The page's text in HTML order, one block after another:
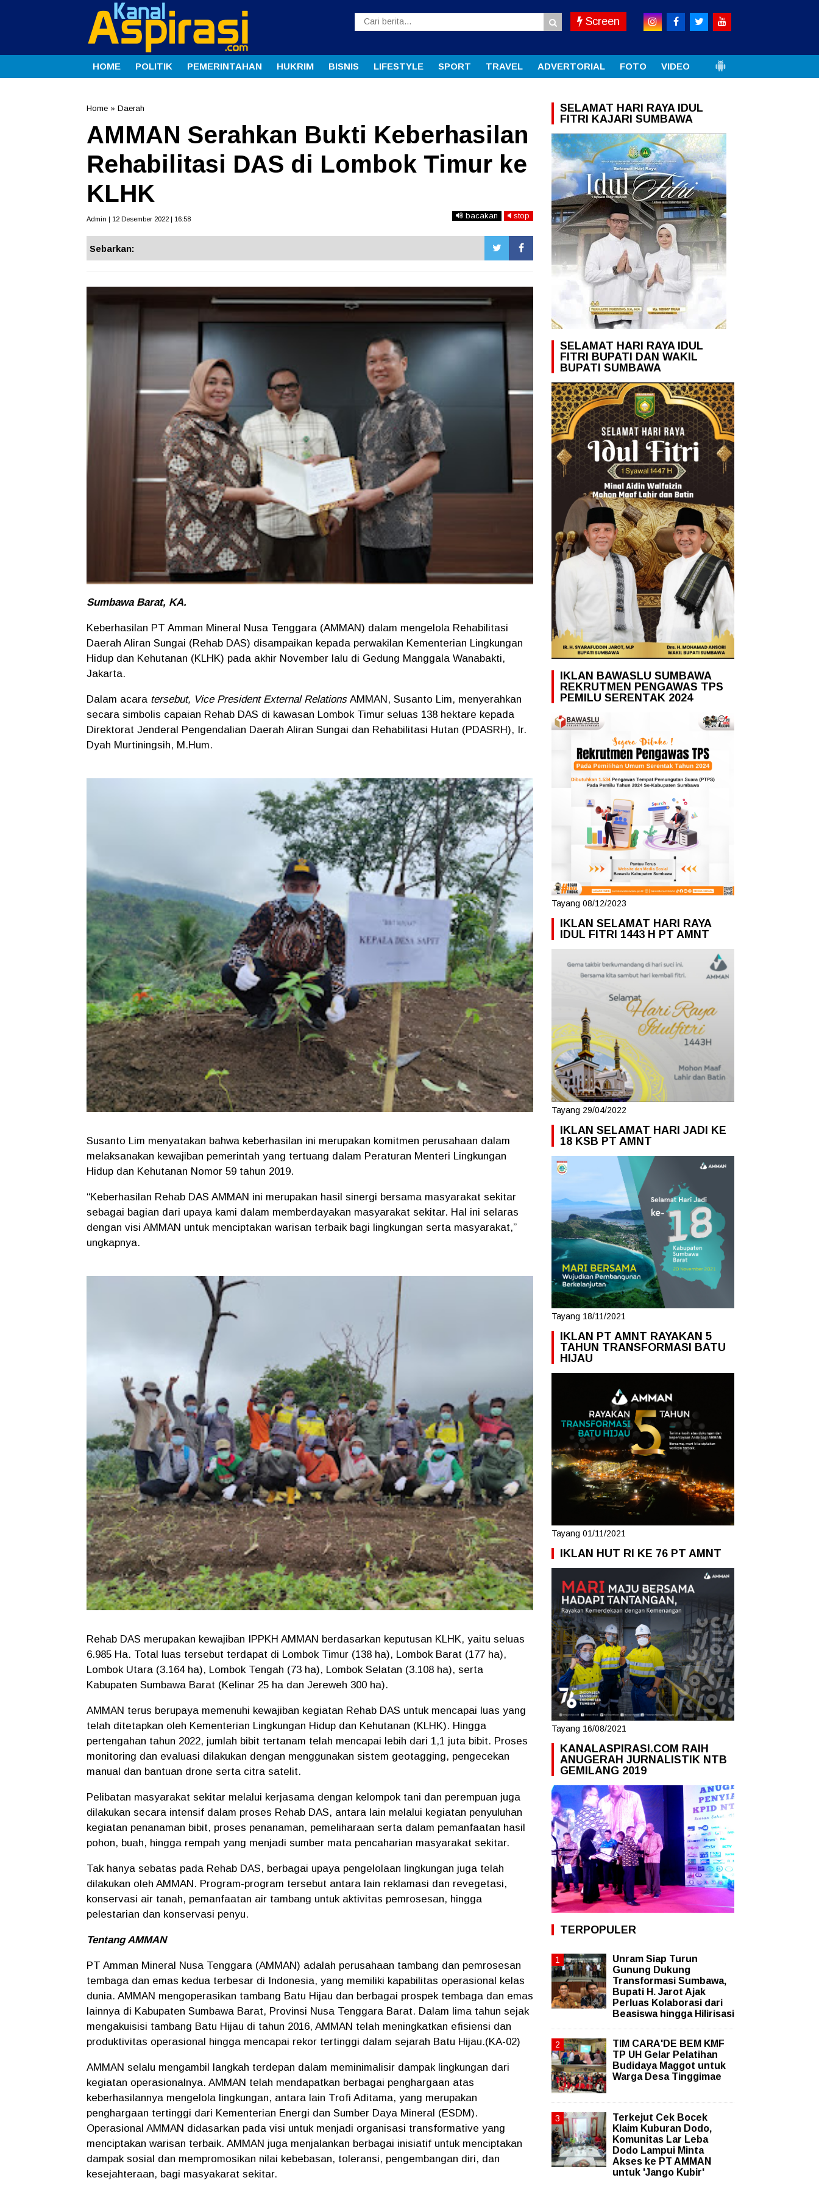
Screen
HOME POLITIK PEMERINTAHAN HUKRIM BISNIS LIFESTYLE SPORT TRAVEL ADVERTORIAL FOTO VIDEO
Home » Daerah
AMMAN Serahkan Bukti Keberhasilan
Rehabilitasi DAS di Lombok Timur ke
KLHK
Admin | 12 Desember 2022 | 16:58 bacakan stop
Sebarkan:
Sumbawa Barat, KA.
Keberhasilan PT Amman Mineral Nusa Tenggara (AMMAN) dalam mengelola Rehabilitasi
Daerah Aliran Sungai (Rehab DAS) disampaikan kepada perwakilan Kementerian Lingkungan
Hidup dan Kehutanan (KLHK) pada akhir November lalu di Gedung Manggala Wanabakti,
Jakarta.
Dalam acara tersebut, Vice President External Relations AMMAN, Susanto Lim, menyerahkan
secara simbolis capaian Rehab DAS di kawasan Lombok Timur seluas 138 hektare kepada
Direktorat Jenderal Pengendalian Daerah Aliran Sungai dan Rehabilitasi Hutan (PDASRH), Ir.
Dyah Murtiningsih, M.Hum.
Susanto Lim menyatakan bahwa keberhasilan ini merupakan komitmen perusahaan dalam
melaksanakan kewajiban pemerintah yang tertuang dalam Peraturan Menteri Lingkungan
Hidup dan Kehutanan Nomor 59 tahun 2019.
“Keberhasilan Rehab DAS AMMAN ini merupakan hasil sinergi bersama masyarakat sekitar
sebagai bagian dari upaya kami dalam memberdayakan masyarakat sekitar. Hal ini selaras
dengan visi AMMAN untuk menciptakan warisan terbaik bagi lingkungan serta masyarakat,”
ungkapnya.
Rehab DAS merupakan kewajiban IPPKH AMMAN berdasarkan keputusan KLHK, yaitu seluas
6.985 Ha. Total luas tersebut terdapat di Lombok Timur (138 ha), Lombok Barat (177 ha),
Lombok Utara (3.164 ha), Lombok Tengah (73 ha), Lombok Selatan (3.108 ha), serta
Kabupaten Sumbawa Barat (Kelinar 25 ha dan Jereweh 300 ha).
AMMAN terus berupaya memenuhi kewajiban kegiatan Rehab DAS untuk mencapai luas yang
telah ditetapkan oleh Kementerian Lingkungan Hidup dan Kehutanan (KLHK). Hingga
pertengahan tahun 2022, jumlah bibit tertanam telah mencapai lebih dari 1,1 juta bibit. Proses
monitoring dan evaluasi dilakukan dengan menggunakan sistem geotagging, pengecekan
manual dan bantuan drone serta citra satelit.
Pelibatan masyarakat sekitar melalui kerjasama dengan kelompok tani dan perempuan juga
dilakukan secara intensif dalam proses Rehab DAS, antara lain melalui kegiatan penyuluhan
kegiatan penanaman bibit, proses penanaman, pemeliharaan serta dalam pemanfaatan hasil
pohon, buah, hingga rempah yang menjadi sumber mata pencaharian masyarakat sekitar.
Tak hanya sebatas pada Rehab DAS, berbagai upaya pengelolaan lingkungan juga telah
dilakukan oleh AMMAN. Program-program tersebut antara lain reklamasi dan revegetasi,
konservasi air tanah, pemanfaatan air tambang untuk aktivitas pemrosesan, hingga
pelestarian dan konservasi penyu.
Tentang AMMAN
PT Amman Mineral Nusa Tenggara (AMMAN) adalah perusahaan tambang dan pemrosesan
tembaga dan emas kedua terbesar di Indonesia, yang memiliki kapabilitas operasional kelas
dunia. AMMAN mengoperasikan tambang Batu Hijau dan berbagai prospek tembaga dan emas
lainnya di Kabupaten Sumbawa Barat, Provinsi Nusa Tenggara Barat. Dalam lima tahun sejak
mengakuisisi tambang Batu Hijau di tahun 2016, AMMAN telah meningkatkan efisiensi dan
produktivitas operasional hingga mencapai rekor tertinggi dalam sejarah Batu Hijau.(KA-02)
AMMAN selalu mengambil langkah terdepan dalam meminimalisir dampak lingkungan dari
kegiatan operasionalnya. AMMAN telah mendapatkan berbagai penghargaan atas
keberhasilannya mengelola lingkungan, antara lain Trofi Aditama, yang merupakan
penghargaan tertinggi dari Kementerian Energi dan Sumber Daya Mineral (ESDM).
Operasional AMMAN didasarkan pada visi untuk menjadi organisasi transformative yang
menciptakan warisan terbaik. AMMAN juga menjalankan berbagai inisiatif untuk menciptakan
dampak sosial dan mempromosikan nilai kebebasan, toleransi, pengembangan diri, dan
kesejahteraan, bagi masyakarat sekitar.
SELAMAT HARI RAYA IDUL
FITRI KAJARI SUMBAWA
SELAMAT HARI RAYA IDUL
FITRI BUPATI DAN WAKIL
BUPATI SUMBAWA
IKLAN BAWASLU SUMBAWA
REKRUTMEN PENGAWAS TPS
PEMILU SERENTAK 2024
Tayang 08/12/2023
IKLAN SELAMAT HARI RAYA
IDUL FITRI 1443 H PT AMNT
Tayang 29/04/2022
IKLAN SELAMAT HARI JADI KE
18 KSB PT AMNT
Tayang 18/11/2021
IKLAN PT AMNT RAYAKAN 5
TAHUN TRANSFORMASI BATU
HIJAU
Tayang 01/11/2021
IKLAN HUT RI KE 76 PT AMNT
Tayang 16/08/2021
KANALASPIRASI.COM RAIH
ANUGERAH JURNALISTIK NTB
GEMILANG 2019
TERPOPULER
Unram Siap Turun
Gunung Dukung
Transformasi Sumbawa,
Bupati H. Jarot Ajak
Perluas Kolaborasi dari
Beasiswa hingga Hilirisasi
TIM CARA'DE BEM KMF
TP UH Gelar Pelatihan
Budidaya Maggot untuk
Warga Desa Tinggimae
Terkejut Cek Bocek
Klaim Kuburan Dodo,
Komunitas Lar Leba
Dodo Lampui Minta
Akses ke PT AMMAN
untuk 'Jango Kubir'